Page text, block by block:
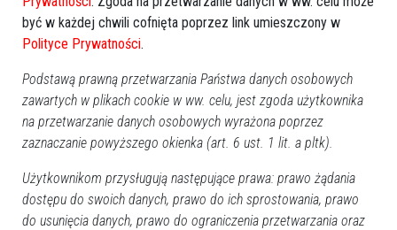
prokuratura
być w każdej chwili cofnięta poprzez link umieszczony w
Polityce Prywatności.
Podstawą prawną przetwarzania Państwa danych osobowych
zawartych w plikach cookie w ww. celu, jest zgoda użytkownika
na przetwarzanie danych osobowych wyrażona poprzez
zaznaczanie powyższego okienka (art. 6 ust. 1 lit. a pltk).
Użytkownikom przysługują następujące prawa: prawo żądania
dostępu do swoich danych, prawo do ich sprostowania, prawo
do usunięcia danych, prawo do ograniczenia przetwarzania oraz